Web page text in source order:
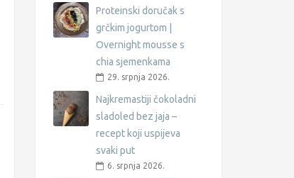
Proteinski doručak s
grčkim jogurtom |
Overnight mousse s
chia sjemenkama
29. srpnja 2026.
Najkremastiji čokoladni
sladoled bez jaja –
recept koji uspijeva
svaki put
6. srpnja 2026.